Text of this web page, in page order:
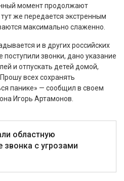
момент продолжают
же передается экстренным
максимально слаженно.
и в других российских
звонки, дано указание
и отпускать детей домой,
всех сохранять
панике» — сообщил в своем
Игорь Артамонов.
областную
с угрозами